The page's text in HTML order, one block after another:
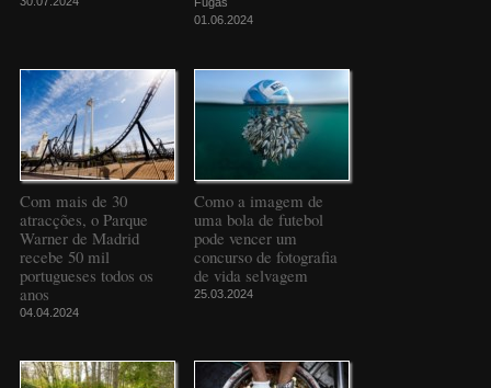
Fugas
01.06.2024
Com mais de 30
atracções, o Parque
Warner de Madrid
recebe 50 mil
portugueses todos os
anos
04.04.2024
Como a imagem de
uma bola de futebol
pode vencer um
concurso de fotografia
de vida selvagem
25.03.2024